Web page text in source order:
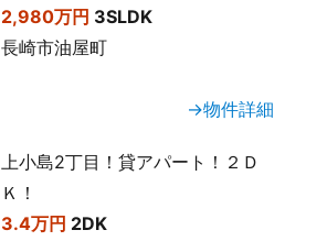
2,980万円 3SLDK
長崎市油屋町
→物件詳細
上小島2丁目！貸アパート！２Ｄ
Ｋ！
3.4万円 2DK